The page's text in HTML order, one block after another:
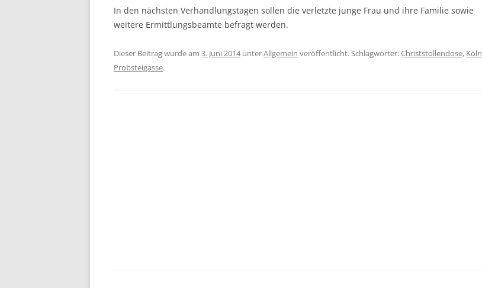
In den nächsten Verhandlungstagen sollen die verletzte junge Frau und ihre Familie sowie
weitere Ermittlungsbeamte befragt werden.
Dieser Beitrag wurde am 3. Juni 2014unterAllgemein veröffentlicht. Schlagwörter:Christstollendose, Köln
Probsteigasse.